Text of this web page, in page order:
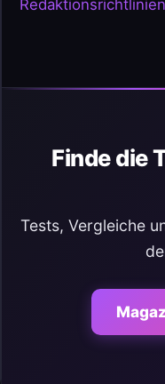
Redaktionsrichtlinien
Finde die
Tests, Vergleiche